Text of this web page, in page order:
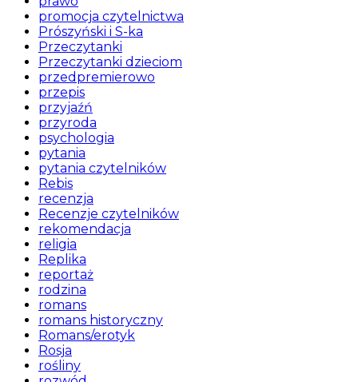
promocja czytelnictwa
Prószyński i S-ka
Przeczytanki
Przeczytanki dzieciom
przedpremierowo
przepis
przyjaźń
przyroda
psychologia
pytania
pytania czytelników
Rebis
recenzja
Recenzje czytelników
rekomendacja
religia
Replika
reportaż
rodzina
romans
romans historyczny
Romans/erotyk
Rosja
rośliny